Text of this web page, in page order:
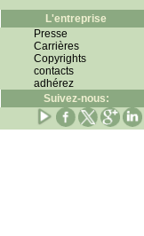
L'entreprise
Presse
Carrières
Copyrights
contacts
adhérez
Suivez-nous: